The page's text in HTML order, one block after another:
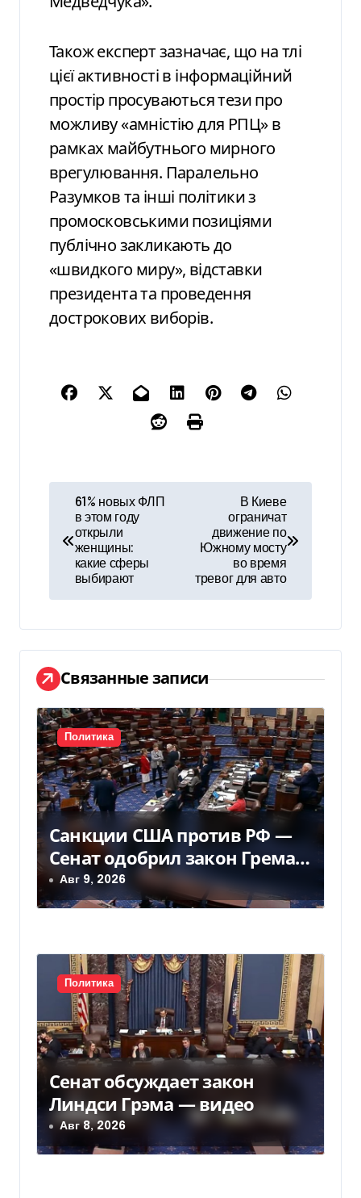
Також експерт зазначає, що на тлі
цієї активності в інформаційний
простір просуваються тези про
можливу «амністію для РПЦ» в
рамках майбутнього мирного
врегулювання. Паралельно
Разумков та інші політики з
промосковськими позиціями
публічно закликають до
«швидкого миру», відставки
президента та проведення
дострокових виборів.
и
г
а
ц
и
я
п
о
з
а
и
с
я
м
61% новых ФЛП
в этом году
открыли
женщины:
какие сферы
выбирают
В Киеве
ограничат
движение по
Южному мосту
во время
тревог для авто
Связанные записи
Политика
Санкции США против РФ —
Сенат одобрил закон Грема
— Фокус
Авг 9, 2026
Политика
Сенат обсуждает закон
Линдси Грэма — видео
Авг 8, 2026